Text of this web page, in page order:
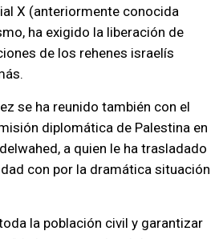
X (anteriormente conocida
ha exigido la liberación de
de los rehenes israelís
se ha reunido también con el
diplomática de Palestina en
a quien le ha trasladado
con por la dramática situación
la población civil y garantizar